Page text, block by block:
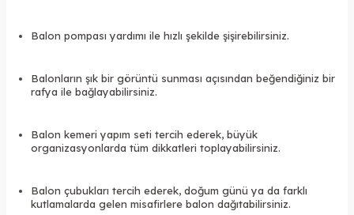
Balon pompası yardımı ile hızlı şekilde şişirebilirsiniz.
Balonların şık bir görüntü sunması açısından beğendiğiniz bir
rafya ile bağlayabilirsiniz.
Balon kemeri yapım seti tercih ederek, büyük
organizasyonlarda tüm dikkatleri toplayabilirsiniz.
Balon çubukları tercih ederek, doğum günü ya da farklı
kutlamalarda gelen misafirlere balon dağıtabilirsiniz.